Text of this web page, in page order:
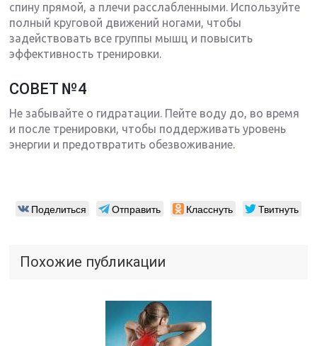
спину прямой, а плечи расслабленными. Используйте
полный круговой движений ногами, чтобы
задействовать все группы мышц и повысить
эффективность тренировки.
СОВЕТ №4
Не забывайте о гидратации. Пейте воду до, во время
и после тренировки, чтобы поддерживать уровень
энергии и предотвратить обезвоживание.
Поделиться Отправить Класснуть Твитнуть
Похожие публикации